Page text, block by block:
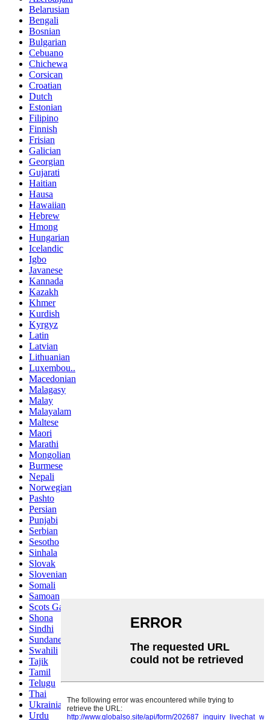
Belarusian
Bengali
Bosnian
Bulgarian
Cebuano
Chichewa
Corsican
Croatian
Dutch
Estonian
Filipino
Finnish
Frisian
Galician
Georgian
Gujarati
Haitian
Hausa
Hawaiian
Hebrew
Hmong
Hungarian
Icelandic
Igbo
Javanese
Kannada
Kazakh
Khmer
Kurdish
Kyrgyz
Latin
Latvian
Lithuanian
Luxembou..
Macedonian
Malagasy
Malay
Malayalam
Maltese
Maori
Marathi
Mongolian
Burmese
Nepali
Norwegian
Pashto
Persian
Punjabi
Serbian
Sesotho
Sinhala
Slovak
Slovenian
Somali
Samoan
Scots Gaelic
Shona
Sindhi
Sundanese
Swahili
Tajik
Tamil
Telugu
Thai
Ukrainian
Urdu